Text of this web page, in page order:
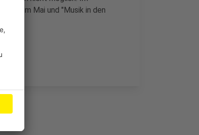
im Mai und "Musik in den